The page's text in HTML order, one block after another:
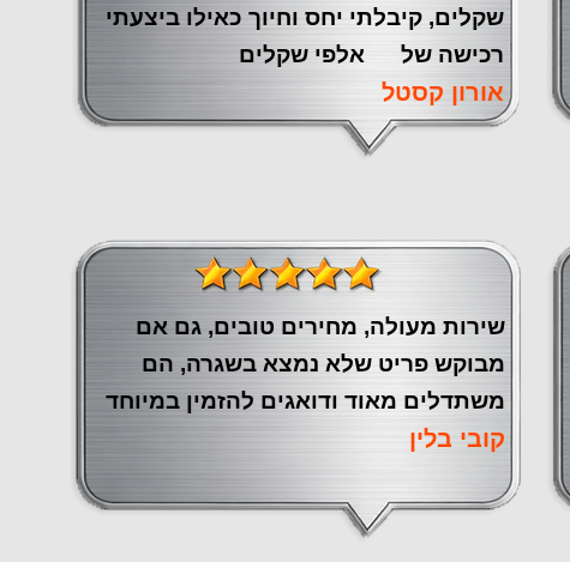
שקלים, קיבלתי יחס וחיוך כאילו ביצעתי
רכישה של אלפי שקלים
אורון קסטל
שירות מעולה, מחירים טובים, גם אם
מבוקש פריט שלא נמצא בשגרה, הם
משתדלים מאוד ודואגים להזמין במיוחד
קובי בלין